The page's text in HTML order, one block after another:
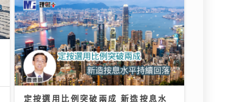
定按選用比例突破兩成 新造按息水
平持續回落
03/08/2026